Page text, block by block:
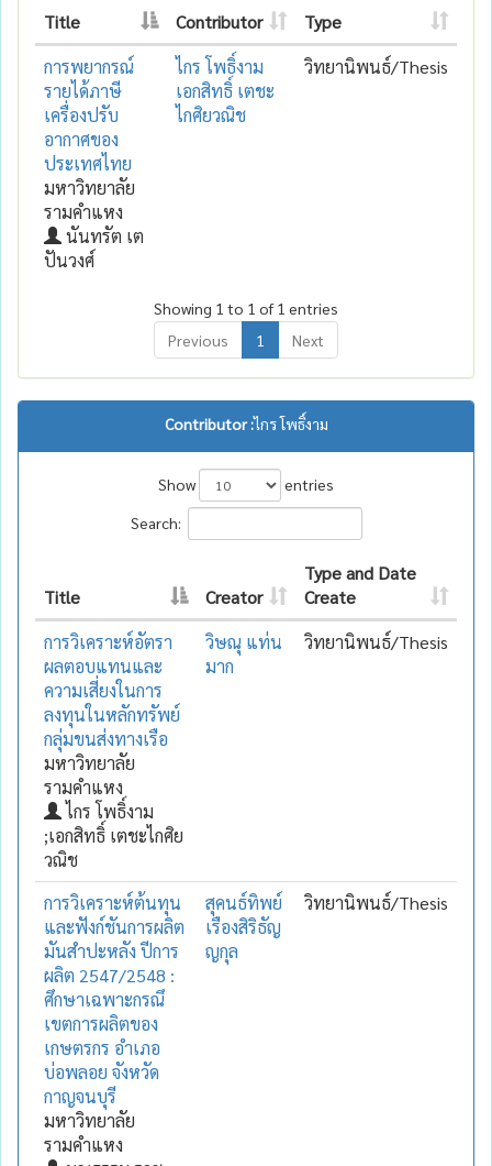
Title Contributor
Type
การพยากรณ์
รายได้ภาษี
เครื่องปรับ
อากาศของ
ประเทศไทย
มหาวิทยาลัย
รามคำแหง
นันทรัต เต
ปันวงศ์
ไกร โพธิ์งาม
เอกสิทธิ์ เตชะ
ไกศิยวณิช
วิทยานิพนธ์/Thesis
Showing 1 to 1 of 1 entries
Previous
1 Next
Contributor :ไกร โพธิ์งาม
Show
entries
Search:
Title Creator
Type and Date
Create
การวิเคราะห์อัตรา
ผลตอบแทนและ
ความเสี่ยงในการ
ลงทุนในหลักทรัพย์
กลุ่มขนส่งทางเรือ
มหาวิทยาลัย
รามคำแหง
ไกร โพธิ์งาม
;เอกสิทธิ์ เตชะไกศิย
วณิช
วิษณุ แท่น
มาก
วิทยานิพนธ์/Thesis
การวิเคราะห์ต้นทุน
และฟังก์ชันการผลิต
มันสำปะหลัง ปีการ
ผลิต 2547/2548 :
ศึกษาเฉพาะกรณึ
เขตการผลิตของ
เกษตรกร อำเภอ
บ่อพลอย จังหวัด
กาญจนบุรี
มหาวิทยาลัย
รามคำแหง
สุคนธ์ทิพย์
เรืองสิริธัญ
ญกุล
วิทยานิพนธ์/Thesis